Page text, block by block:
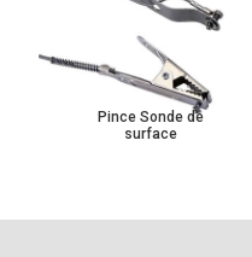
Pince Sonde de
surface